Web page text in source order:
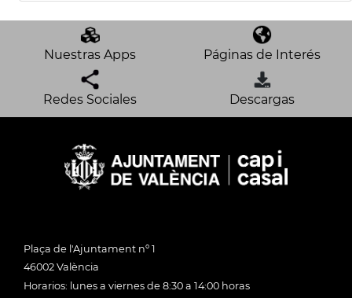
Nuestras Apps Páginas de Interés
Redes Sociales Descargas
Plaça de l'Ajuntament nº 1
46002 València
Horarios: lunes a viernes de 8:30 a 14:00 horas